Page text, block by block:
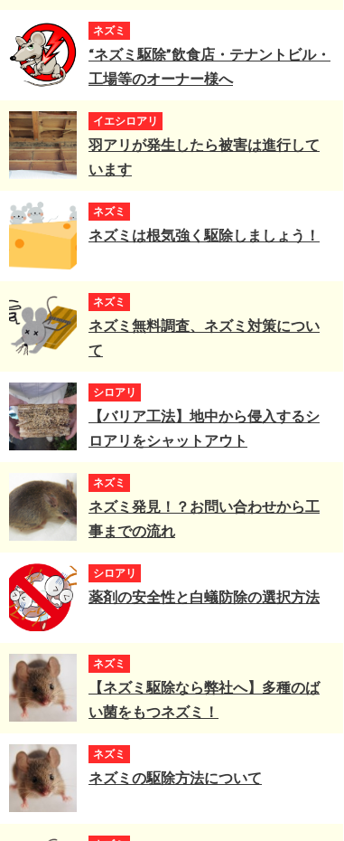
ネズミ
“ネズミ駆除”飲食店・テナントビル・
工場等のオーナー様へ
イエシロアリ
羽アリが発生したら被害は進行して
います
ネズミ
ネズミは根気強く駆除しましょう！
ネズミ
ネズミ無料調査、ネズミ対策につい
て
シロアリ
【バリア工法】地中から侵入するシ
ロアリをシャットアウト
ネズミ
ネズミ発見！？お問い合わせから工
事までの流れ
シロアリ
薬剤の安全性と白蟻防除の選択方法
ネズミ
【ネズミ駆除なら弊社へ】多種のば
い菌をもつネズミ！
ネズミ
ネズミの駆除方法について